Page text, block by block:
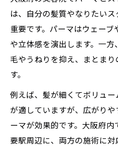
は、自分の髪質やなりたい
重要です。パーマはウェー
や立体感を演出します。一
毛やうねりを抑え、まとま
す。
例えば、髪が細くてボリュ
が適していますが、広がり
ーマが効果的です。大阪府
要駅周辺に、両方の施術に